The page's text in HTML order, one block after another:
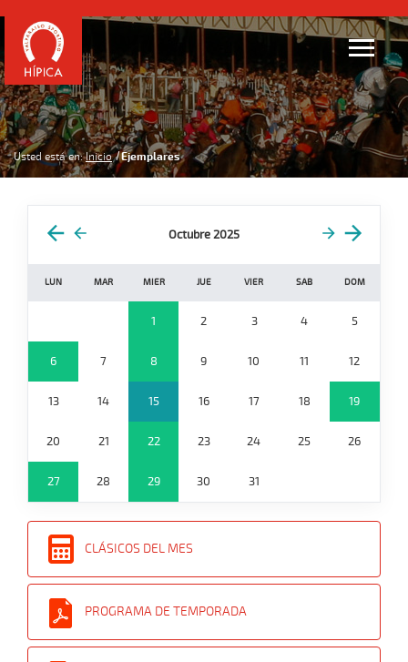
Usted está en: Inicio Ejemplares
Octubre 2025
LUN MAR MIER JUE VIER SAB DOM
1 2 3 4 5
6 7 8 9 10 11 12
13 14 15 16 17 18 19
20 21 22 23 24 25 26
27 28 29 30 31
CLÁSICOS DEL MES
PROGRAMA DE TEMPORADA